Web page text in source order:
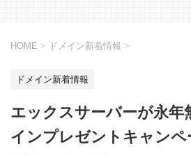
HOME > ドメイン新着情報 >
ドメイン新着情報
エックスサーバーが永年
インプレゼントキャンペ